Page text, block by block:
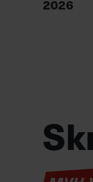
2026